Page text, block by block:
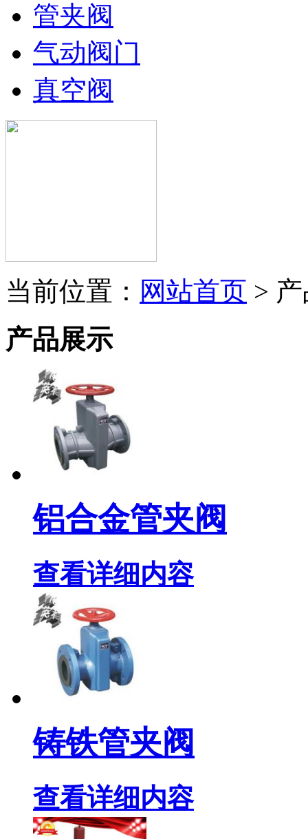
管夹阀
气动阀门
真空阀
当前位置： 网站首页 >
产品展示
铝合金管夹阀
查看详细内容
铸铁管夹阀
查看详细内容